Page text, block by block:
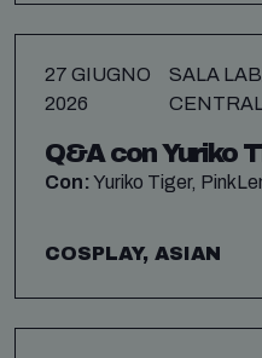
27 GIUGNO
2026
SALA
Q&A con Yuriko
Con:Yuriko Tiger,
COSPLAY, ASIAN